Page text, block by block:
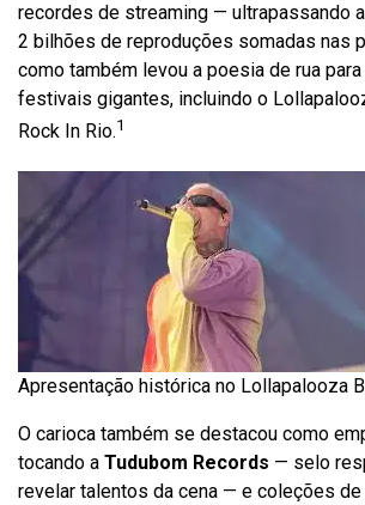
recordes de streaming — ultrapassando
2 bilhões de reproduções somadas nas
como também levou a poesia de rua
festivais gigantes, incluindo o
Rock In Rio.1
Apresentação histórica no Lollapalooza
O carioca também se destacou como
tocando a Tudubom Records — selo
revelar talentos da cena — e coleções de